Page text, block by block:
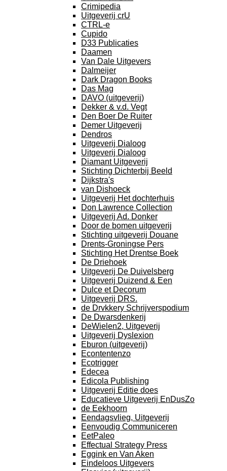
Crimipedia
Uitgeverij crU
CTRL-e
Cupido
D33 Publicaties
Daamen
Van Dale Uitgevers
Dalmeijer
Dark Dragon Books
Das Mag
DAVO (uitgeverij)
Dekker & v.d. Vegt
Den Boer De Ruiter
Demer Uitgeverij
Dendros
Uitgeverij Dialoog
Uitgeverij Dialoog
Diamant Uitgeverij
Stichting Dichterbij Beeld
Dijkstra's
van Dishoeck
Uitgeverij Het dochterhuis
Don Lawrence Collection
Uitgeverij Ad. Donker
Door de bomen uitgeverij
Stichting uitgeverij Douane
Drents-Groningse Pers
Stichting Het Drentse Boek
De Driehoek
Uitgeverij De Duivelsberg
Uitgeverij Duizend & Een
Dulce et Decorum
Uitgeverij DRS.
de Drvkkery Schrijverspodium
De Dwarsdenkerij
DeWielen2, Uitgeverij
Uitgeverij Dyslexion
Eburon (uitgeverij)
Econtentenzo
Ecotrigger
Edecea
Edicola Publishing
Uitgeverij Editie does
Educatieve Uitgeverij EnDusZo
de Eekhoorn
Eendagsvlieg, Uitgeverij
Eenvoudig Communiceren
EetPaleo
Effectual Strategy Press
Eggink en Van Aken
Eindeloos Uitgevers